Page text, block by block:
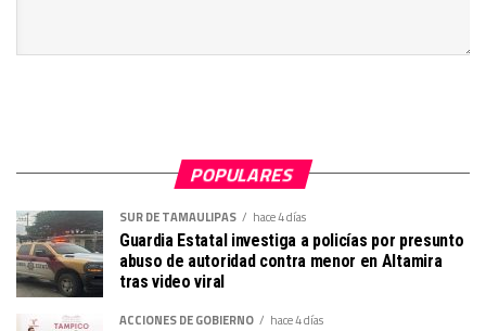
POPULARES
SUR DE TAMAULIPAS hace 4 días
Guardia Estatal investiga a policías por presunto
abuso de autoridad contra menor en Altamira
tras video viral
ACCIONES DE GOBIERNO hace 4 días